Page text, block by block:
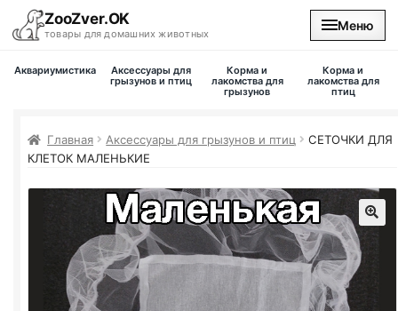
ZooZver.OK
товары для домашних животных
Меню
На главную
Аквариумистика
Аксессуары для
грызунов и птиц
Корма и
лакомства для
грызунов
Корма и
лакомства для
птиц
Главная Аксессуары для грызунов и птиц
СЕТОЧКИ ДЛЯ
КЛЕТОК МАЛЕНЬКИЕ